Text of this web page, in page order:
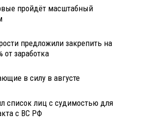
пройдёт масштабный
предложили закрепить на
от заработка
в силу в августе
список лиц с судимостью для
с ВС РФ